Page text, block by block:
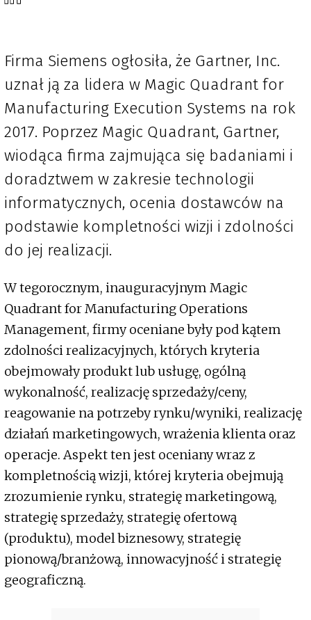
Firma Siemens ogłosiła, że Gartner, Inc.
uznał ją za lidera w Magic Quadrant for
Manufacturing Execution Systems na rok
2017. Poprzez Magic Quadrant, Gartner,
wiodąca firma zajmująca się badaniami i
doradztwem w zakresie technologii
informatycznych, ocenia dostawców na
podstawie kompletności wizji i zdolności
do jej realizacji.
W tegorocznym, inauguracyjnym Magic
Quadrant for Manufacturing Operations
Management, firmy oceniane były pod kątem
zdolności realizacyjnych, których kryteria
obejmowały produkt lub usługę, ogólną
wykonalność, realizację sprzedaży/ceny,
reagowanie na potrzeby rynku/wyniki, realizację
działań marketingowych, wrażenia klienta oraz
operacje. Aspekt ten jest oceniany wraz z
kompletnością wizji, której kryteria obejmują
zrozumienie rynku, strategię marketingową,
strategię sprzedaży, strategię ofertową
(produktu), model biznesowy, strategię
pionową/branżową, innowacyjność i strategię
geograficzną.